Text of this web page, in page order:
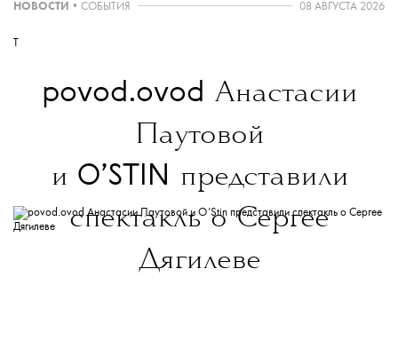
НОВОСТИ • СОБЫТИЯ 08 АВГУСТА 2026
T
povod.ovod Анастасии
Паутовой
и O’STIN представили
спектакль о Сергее
Дягилеве